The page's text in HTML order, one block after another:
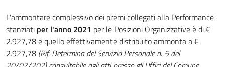
L'ammontare complessivo dei premi collegati alla Performance
stanziati per l'anno 2021 per le Posizioni Organizzative è di €
2.927,78 e quello effettivamente distribuito ammonta a €
2.927,78 (Rif. Determina del Servizio Personale n. 5 del